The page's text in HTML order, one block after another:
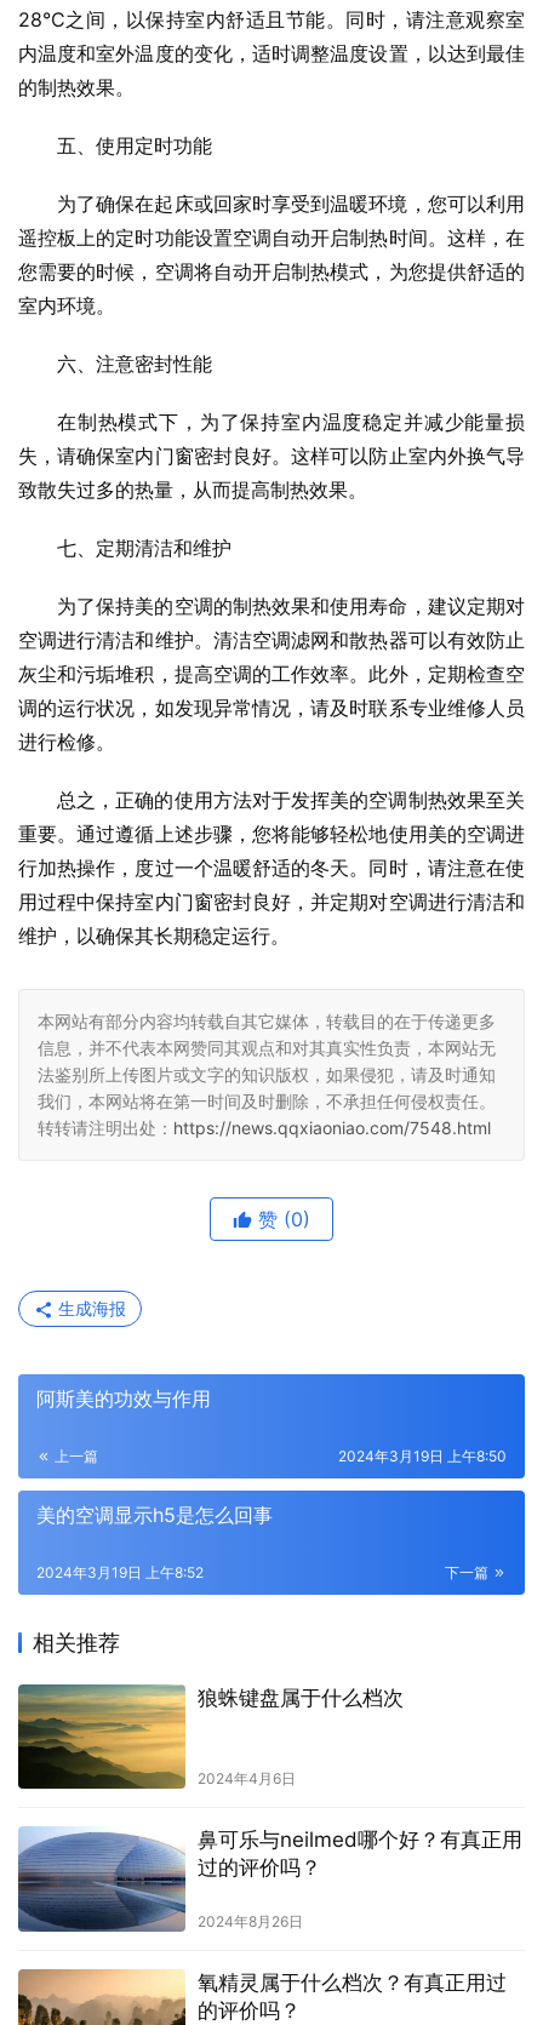
28°C之间，以保持室内舒适且节能。同时，请注意观察室
内温度和室外温度的变化，适时调整温度设置，以达到最佳
的制热效果。
五、使用定时功能
为了确保在起床或回家时享受到温暖环境，您可以利用
遥控板上的定时功能设置空调自动开启制热时间。这样，在
您需要的时候，空调将自动开启制热模式，为您提供舒适的
室内环境。
六、注意密封性能
在制热模式下，为了保持室内温度稳定并减少能量损
失，请确保室内门窗密封良好。这样可以防止室内外换气导
致散失过多的热量，从而提高制热效果。
七、定期清洁和维护
为了保持美的空调的制热效果和使用寿命，建议定期对
空调进行清洁和维护。清洁空调滤网和散热器可以有效防止
灰尘和污垢堆积，提高空调的工作效率。此外，定期检查空
调的运行状况，如发现异常情况，请及时联系专业维修人员
进行检修。
总之，正确的使用方法对于发挥美的空调制热效果至关
重要。通过遵循上述步骤，您将能够轻松地使用美的空调进
行加热操作，度过一个温暖舒适的冬天。同时，请注意在使
用过程中保持室内门窗密封良好，并定期对空调进行清洁和
维护，以确保其长期稳定运行。
本网站有部分内容均转载自其它媒体，转载目的在于传递更多
信息，并不代表本网赞同其观点和对其真实性负责，本网站无
法鉴别所上传图片或文字的知识版权，如果侵犯，请及时通知
我们，本网站将在第一时间及时删除，不承担任何侵权责任。
转转请注明出处： https://news.qqxiaoniao.com/7548.html
赞 (0)
生成海报
阿斯美的功效与作用
上一篇 2024年3月19日 上午8:50
美的空调显示h5是怎么回事
下一篇
2024年3月19日 上午8:52
相关推荐
狼蛛键盘属于什么档次
2024年4月6日
鼻可乐与neilmed哪个好？有真正用
过的评价吗？
2024年8月26日
氧精灵属于什么档次？有真正用过
的评价吗？